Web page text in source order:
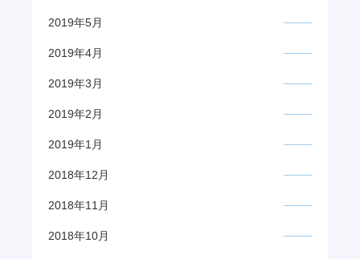
2019年5月
2019年4月
2019年3月
2019年2月
2019年1月
2018年12月
2018年11月
2018年10月